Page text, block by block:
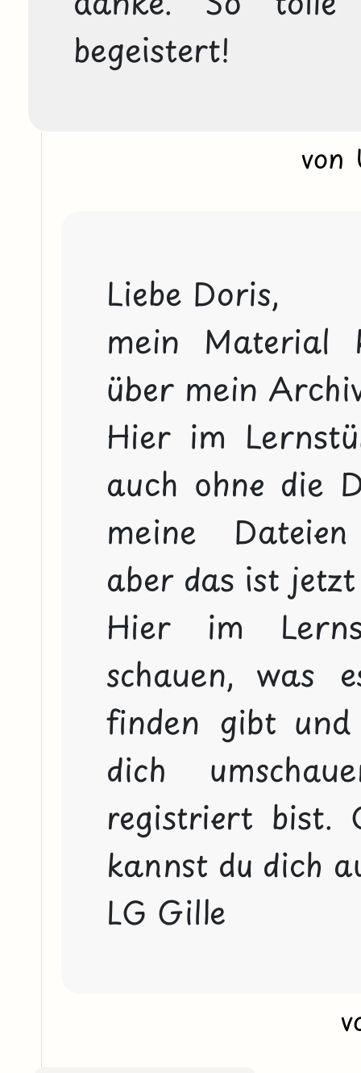
von
Liebe Doris,
mein Material
über mein
Hier im
auch ohne die
meine
aber das ist
Hier im
schauen, was
finden gibt
dich
registriert bist.
kannst du dich
LG Gille